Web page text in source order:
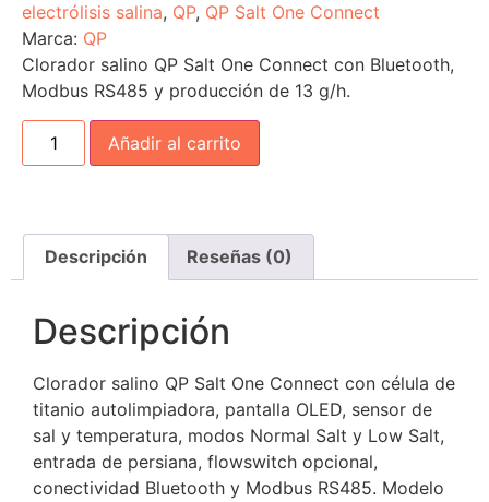
electrólisis salina, QP, QP Salt One Connect
Marca: QP
Clorador salino QP Salt One Connect con Bluetooth,
Modbus RS485 y producción de 13 g/h.
Añadir al carrito
Descripción Reseñas (0)
Descripción
Clorador salino QP Salt One Connect con célula de
titanio autolimpiadora, pantalla OLED, sensor de
sal y temperatura, modos Normal Salt y Low Salt,
entrada de persiana, flowswitch opcional,
conectividad Bluetooth y Modbus RS485. Modelo